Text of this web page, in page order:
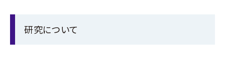
ニュース
研究について